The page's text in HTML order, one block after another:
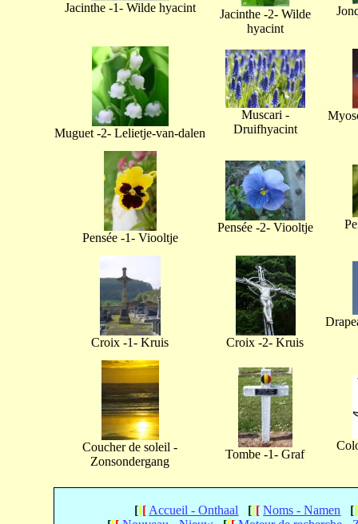
Jacinthe -1- Wilde hyacint
Jacinthe -2- Wilde
hyacint
Muguet -2- Lelietje-van-dalen
Muscari -
Druifhyacint
Pensée -1- Viooltje
Pensée -2- Viooltje
Croix -1- Kruis Croix -2- Kruis
Coucher de soleil -
Zonsondergang
Tombe -1- Graf
[[[ Accueil - Onthaal [[[ Noms - Namen [[